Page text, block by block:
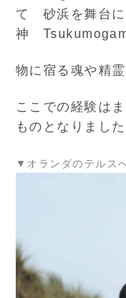
て 砂浜を舞台に
神
物に宿る魂や精
ここでの経験は
ものとなりました
▼オランダのテルス